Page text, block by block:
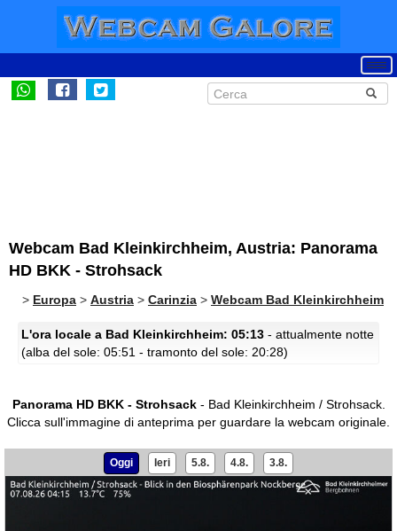
Webcam Bad Kleinkirchheim, Austria: Panorama
HD BKK - Strohsack
> Europa > Austria > Carinzia > Webcam Bad Kleinkirchheim
L'ora locale a Bad Kleinkirchheim: 05:13 - attualmente notte
(alba del sole: 05:51 - tramonto del sole: 20:28)
Panorama HD BKK - Strohsack- Bad Kleinkirchheim / Strohsack.
Clicca sull'immagine di anteprima per guardare la webcam originale.
Oggi Ieri 5.8. 4.8. 3.8.